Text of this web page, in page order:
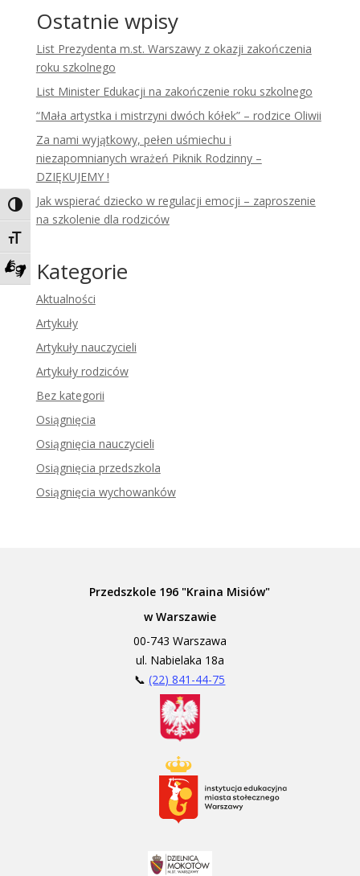
Toggle High Contrast
Toggle Font size
Zadzwoń do tłumacza języka migowego
Ostatnie wpisy
List Prezydenta m.st. Warszawy z okazji zakończenia
roku szkolnego
List Minister Edukacji na zakończenie roku szkolnego
“Mała artystka i mistrzyni dwóch kółek” – rodzice Oliwii
Za nami wyjątkowy, pełen uśmiechu i
niezapomnianych wrażeń Piknik Rodzinny –
DZIĘKUJEMY !
Jak wspierać dziecko w regulacji emocji – zaproszenie
na szkolenie dla rodziców
Kategorie
Aktualności
Artykuły
Artykuły nauczycieli
Artykuły rodziców
Bez kategorii
Osiągnięcia
Osiągnięcia nauczycieli
Osiągnięcia przedszkola
Osiągnięcia wychowanków
Przedszkole 196 "Kraina Misiów"
w Warszawie
00-743 Warszawa
ul. Nabielaka 18a
📞(22) 841-44-75